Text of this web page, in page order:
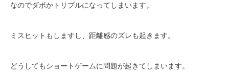
なのでダボかトリプルになってしまいます。
ミスヒットもしますし、距離感のズレも起きます。
どうしてもショートゲームに問題が起きてしまいます。